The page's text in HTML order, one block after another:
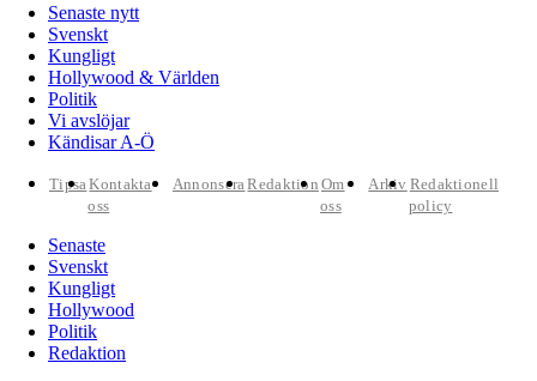
Senaste nytt
Svenskt
Kungligt
Hollywood & Världen
Politik
Vi avslöjar
Kändisar A-Ö
TipsaKontakta
oss
AnnonseraRedaktion Om
oss
Arkiv Redaktionell
policy
Senaste
Svenskt
Kungligt
Hollywood
Politik
Redaktion